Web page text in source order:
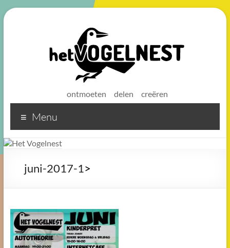
ontmoeten delen creëren
Het
Vogelnest
Sterke
koffie
sterke
buurt
Menu
>
juni-2017-1